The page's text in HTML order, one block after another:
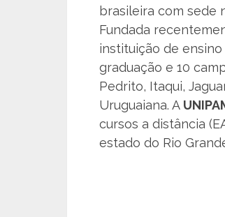
brasileira com sede
Fundada
instituição de ensino
graduação e 10
Pedrito, Itaqui,
Uruguaiana. A
cursos a distância
estado do Rio